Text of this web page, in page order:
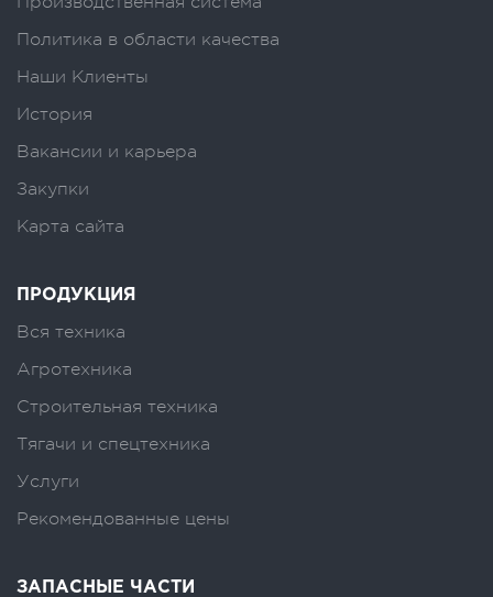
Политика в области качества
Наши Клиенты
История
Вакансии и карьера
Закупки
Карта сайта
ПРОДУКЦИЯ
Вся техника
Агротехника
Строительная техника
Тягачи и спецтехника
Услуги
Рекомендованные цены
ЗАПАСНЫЕ ЧАСТИ